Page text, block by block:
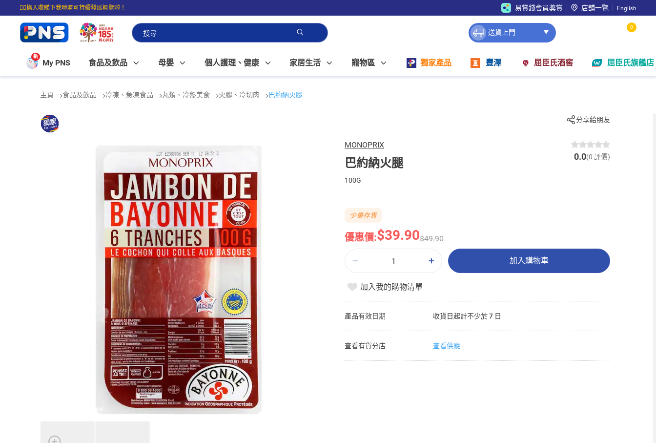
☝🏼㩒入嚟睇下我哋嘅可持續發展概覽啦！
⭐購物滿$399即享免費送貨；滿$100即可免費店取。
易賞錢會員獎賞 店舖一覽 English
送貨上門
0
新
My PNS 食品及飲品 母嬰 個人護理、健康 家居生活 寵物區 獨家產品 豐澤 屈臣氏酒窖 屈臣氏旗艦店
主頁 食品及飲品 冷凍、急凍食品 丸類、冷盤美食 火腿、冷切肉 巴約納火腿
分享給朋友
MONOPRIX
巴約納火腿 0.0(0 評價)
100G
優惠價:$39.90$49.90
少量存貨
加入購物車
加入我的購物清單
產品有效日期 收貨日起計不少於 7 日
查看有貨分店 查看供應